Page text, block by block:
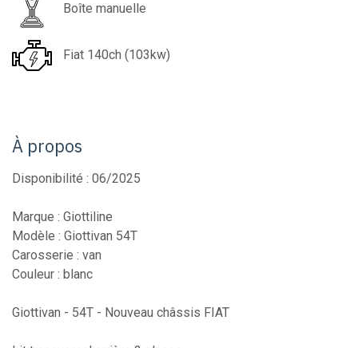
Boîte manuelle
Fiat 140ch (103kw)
À propos
Disponibilité : 06/2025
Marque : Giottiline
Modèle : Giottivan 54T
Carosserie : van
Couleur : blanc
Giottivan - 54T - Nouveau châssis FIAT